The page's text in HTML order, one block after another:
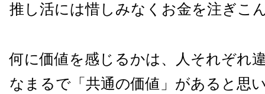
推し活には惜しみなくお金を注ぎこ
何に価値を感じるかは、人それぞれ
なまるで「共通の価値」があると思